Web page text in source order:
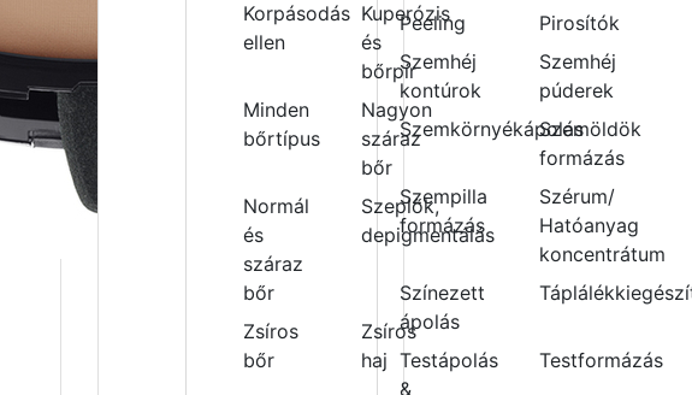
Korpásodás
ellen
Kuperózis
és
bőrpír
Minden
bőrtípus
Nagyon
száraz
bőr
Normál
és
száraz
bőr
Szeplők,
depigmentálás
Zsíros
bőr
Zsíros
haj
Peeling
Pirosítók
Szemhéj
kontúrok
Szemhéj
púderek
SzemkörnyékápolásSzemöldök
formázás
Szempilla
formázás
Szérum/
Hatóanyag
koncentrátum
Színezett
ápolás
Testápolás
&
Testformázás